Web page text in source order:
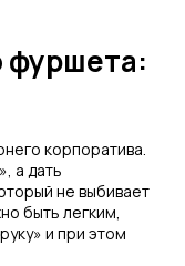
корпоратива.
а дать
не выбивает
быть легким,
и при этом